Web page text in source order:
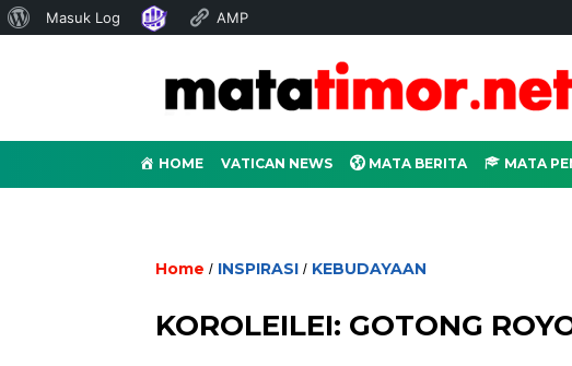
Tentang
Masuk Log AMP
HOME VATICAN NEWS MATA BERITA MATA
Home / INSPIRASI / KEBUDAYAAN
KOROLEILEI: GOTONG